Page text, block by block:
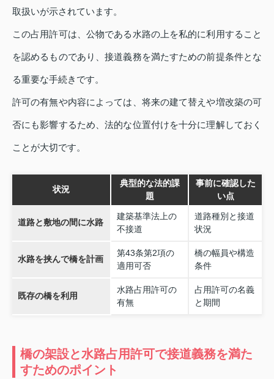
取扱いが示されています。
この占用許可は、公物である水路の上を私的に利用すること
を認めるものであり、接道義務を満たすための前提条件とな
る重要な手続きです。
許可の有無や内容によっては、将来の建て替えや増改築の可
否にも影響するため、法的な位置付けを十分に理解しておく
ことが大切です。
状況
典型的な法的課
題
事前に確認した
い点
道路と敷地の間に水路
建築基準法上の
不接道
道路種別と接道
状況
水路を挟んで橋を計画
第43条第2項の
適用可否
橋の幅員や構造
条件
既存の橋を利用
水路占用許可の
有無
占用許可の名義
と期間
橋の架設と水路占用許可で接道義務を満た
すためのポイント